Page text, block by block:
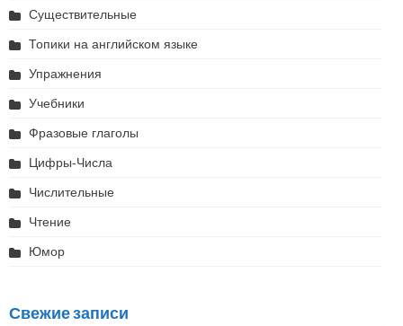
Существительные
Топики на английском языке
Упражнения
Учебники
Фразовые глаголы
Цифры-Числа
Числительные
Чтение
Юмор
Свежие записи